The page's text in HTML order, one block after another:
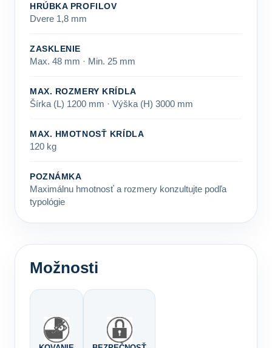
HRÚBKA PROFILOV
Dvere 1,8 mm
ZASKLENIE
Max. 48 mm · Min. 25 mm
MAX. ROZMERY KRÍDLA
Šírka (L) 1200 mm · Výška (H) 3000 mm
MAX. HMOTNOSŤ KRÍDLA
120 kg
POZNÁMKA
Maximálnu hmotnosť a rozmery konzultujte podľa
typológie
Možnosti